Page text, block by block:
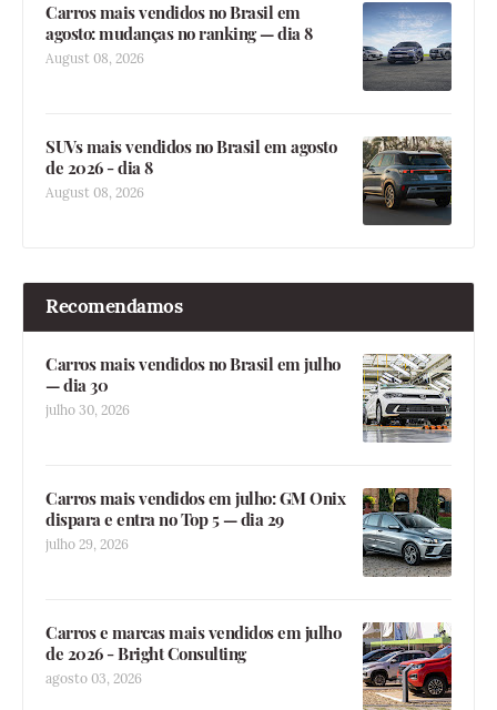
Carros mais vendidos no Brasil em
agosto: mudanças no ranking — dia 8
August 08, 2026
SUVs mais vendidos no Brasil em agosto
de 2026 - dia 8
August 08, 2026
Recomendamos
Carros mais vendidos no Brasil em julho
— dia 30
julho 30, 2026
Carros mais vendidos em julho: GM Onix
dispara e entra no Top 5 — dia 29
julho 29, 2026
Carros e marcas mais vendidos em julho
de 2026 - Bright Consulting
agosto 03, 2026